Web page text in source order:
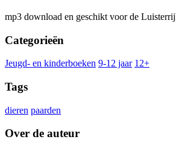
mp3 download en geschikt voor de
Categorieën
Jeugd- en kinderboeken 9-12 jaar 12+
Tags
dieren paarden
Over de auteur